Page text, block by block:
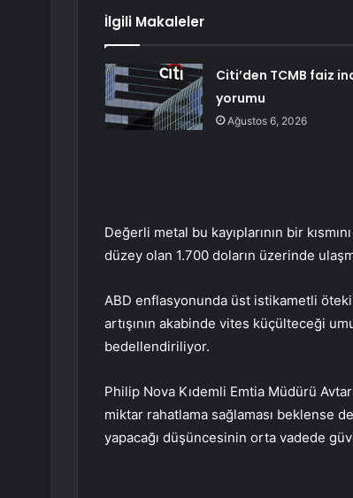
İlgili Makaleler
Citi’den TCMB faiz
yorumu
Ağustos 6, 2026
Değerli metal bu kayıplarının bir
düzey olan 1.700 doların üzerinde
ABD enflasyonunda üst istikametli
artışının akabinde vites küçülteceği
bedellendiriliyor.
Philip Nova Kıdemli Emtia Müdürü
miktar rahatlama sağlaması beklense
yapacağı düşüncesinin orta vadede